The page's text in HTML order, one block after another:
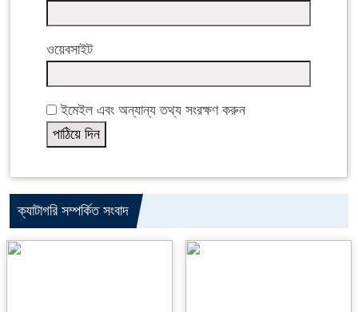
ওয়েবসাইট
ইমেইল এবং অন্যান্য তথ্য সংরক্ষণ করুন
ক্যাটাগরি সম্পর্কিত সংবাদ